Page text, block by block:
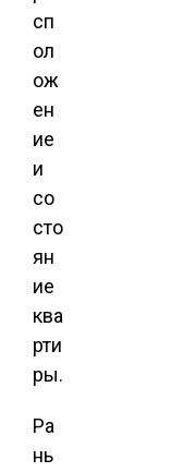
сп
ол
ож
ен
ие
и
со
сто
ян
ие
ква
рти
ры.
Ра
нь